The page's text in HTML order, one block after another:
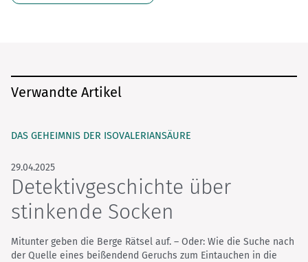
Verwandte Artikel
DAS GEHEIMNIS DER ISOVALERIANSÄURE
29.04.2025
Detektivgeschichte über
stinkende Socken
Mitunter geben die Berge Rätsel auf. – Oder: Wie die Suche nach
der Quelle eines beißendend Geruchs zum Eintauchen in die